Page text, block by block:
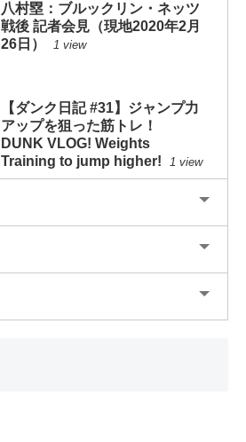
八村塁：ブルックリン・ネッツ
戦後 記者会見（現地2020年2月
26日）
1 view
【ダンク日記 #31】ジャンプ力
アップを狙った筋トレ！
DUNK VLOG! Weights
Training to jump higher!
1 view